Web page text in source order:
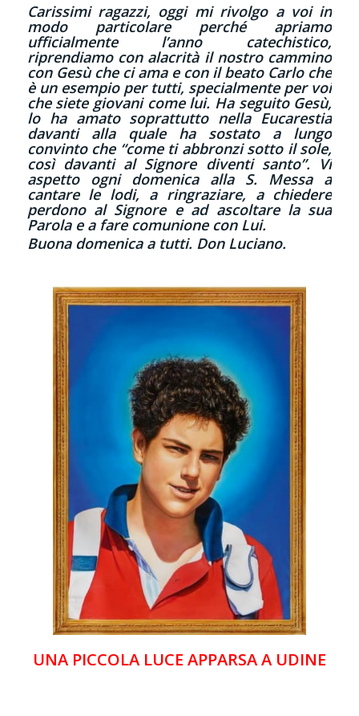
Carissimi ragazzi, oggi mi rivolgo a voi in
modo particolare perché apriamo
ufficialmente l’anno catechistico,
riprendiamo con alacrità il nostro cammino
con Gesù che ci ama e con il beato Carlo che
è un esempio per tutti, specialmente per voi
che siete giovani come lui. Ha seguito Gesù,
lo ha amato soprattutto nella Eucarestia
davanti alla quale ha sostato a lungo
convinto che “come ti abbronzi sotto il sole,
così davanti al Signore diventi santo”. Vi
aspetto ogni domenica alla S. Messa a
cantare le lodi, a ringraziare, a chiedere
perdono al Signore e ad ascoltare la sua
Parola e a fare comunione con Lui.
Buona domenica a tutti. Don Luciano.
UNA PICCOLA LUCE APPARSA A UDINE